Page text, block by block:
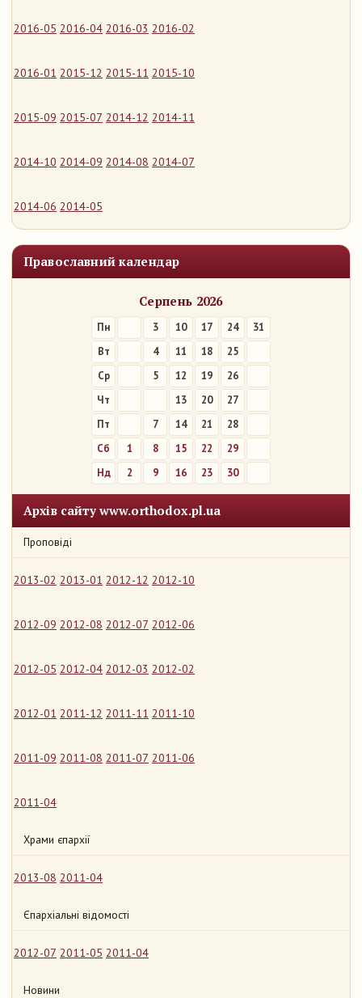
2016-05 2016-04 2016-03 2016-02
2016-01 2015-12 2015-11 2015-10
2015-09 2015-07 2014-12 2014-11
2014-10 2014-09 2014-08 2014-07
2014-06 2014-05
Православний календар
Серпень 2026
Пн 3 10 17 24
31
Вт
4 11 18
25
Ср
5 12 19
26
Чт
13 20
27
Пт
7 14 21
28
Сб
1 8 15 22
29
Нд
2 9 16 23 30
Архів сайту www.orthodox.pl.ua
Проповіді
2013-02 2013-01 2012-12 2012-10
2012-09 2012-08 2012-07 2012-06
2012-05 2012-04 2012-03 2012-02
2012-01 2011-12 2011-11 2011-10
2011-09 2011-08 2011-07 2011-06
2011-04
Храми єпархії
2013-08 2011-04
Єпархіальні відомості
2012-07 2011-05 2011-04
Новини